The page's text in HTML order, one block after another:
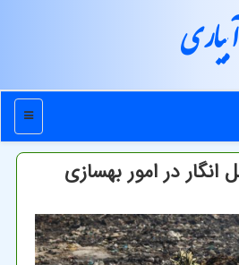
آبیاری
منو
انگار در امور بهسازی